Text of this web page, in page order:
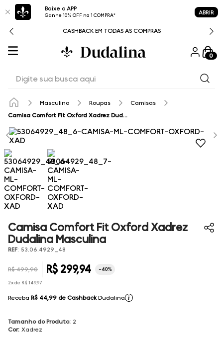
Baixe o APP
Ganhe 10% OFF na 1 COMPRA* ABRIR
CASHBACK EM TODAS AS COMPRAS
0
Masculino Roupas
Camisas
Camisa Comfort Fit Oxford Xadrez Dudalina Masculina
Camisa Comfort Fit Oxford Xadrez
Dudalina Masculina
REF: 53.06.4929_48
R$ 499,90 R$ 299,94 -40%
2x de R$ 149,97
Receba R$ 44,99 de Cashback Dudalina
Tamanho do Produto: 2
Cor: Xadrez